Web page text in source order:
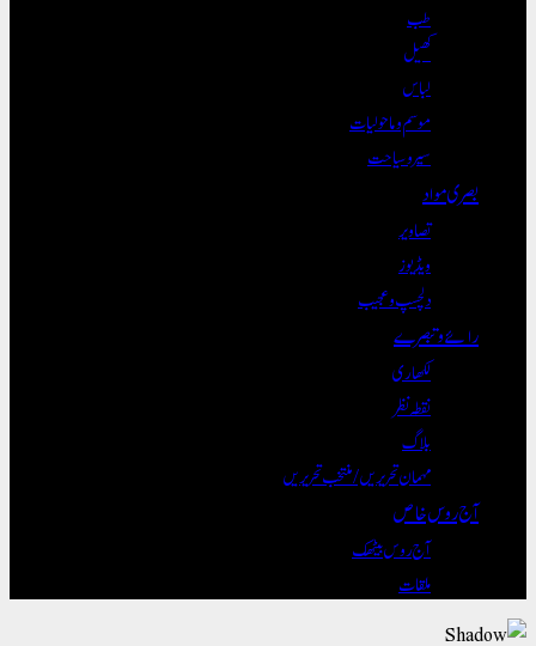
کھیل
لباس
موسم و ماحولیات
سیر و سیاحت
بصری مواد
تصاویر
ویڈیوز
دلچسپ و عجیب
رائے و تبصرے
لکھاری
نقطہ نظر
بلاگ
مہمان تحریریں / منتخب تحریریں
آج روس خاص
آج روس بیٹھک
ملقات